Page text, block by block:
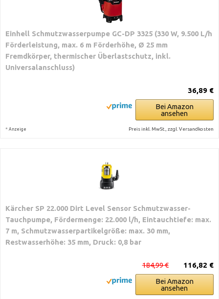
Einhell Schmutzwasserpumpe GC-DP 3325 (330 W, 9.500 L/h
Förderleistung, max. 6 m Förderhöhe, Ø 25 mm
Fremdkörper, thermischer Überlastschutz, inkl.
Universalanschluss)
36,89 €
Bei Amazon
ansehen
* Anzeige Preis inkl. MwSt., zzgl. Versandkosten
Kärcher SP 22.000 Dirt Level Sensor Schmutzwasser-
Tauchpumpe, Fördermenge: 22.000 l/h, Eintauchtiefe: max.
7 m, Schmutzwasserpartikelgröße: max. 30 mm,
Restwasserhöhe: 35 mm, Druck: 0,8 bar
116,82 €
184,99 €
Bei Amazon
ansehen